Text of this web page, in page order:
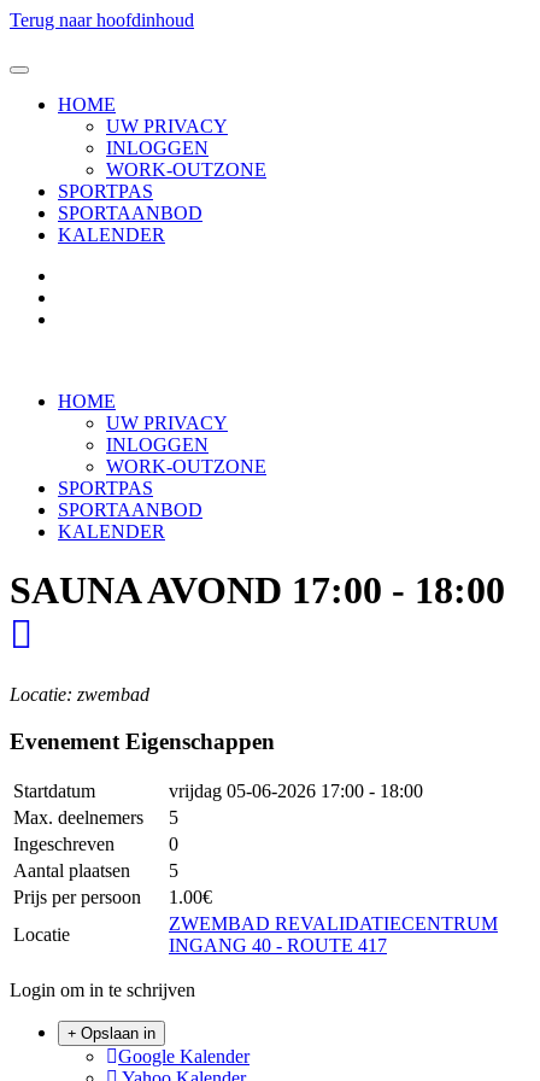
Terug naar hoofdinhoud
HOME
UW PRIVACY
INLOGGEN
WORK-OUTZONE
SPORTPAS
SPORTAANBOD
KALENDER
HOME
UW PRIVACY
INLOGGEN
WORK-OUTZONE
SPORTPAS
SPORTAANBOD
KALENDER
SAUNA AVOND 17:00 - 18:00
Locatie: zwembad
Evenement Eigenschappen
Startdatum vrijdag 05-06-2026 17:00 - 18:00
Max. deelnemers
5
Ingeschreven
0
Aantal plaatsen
5
Prijs per persoon
1.00€
Locatie
ZWEMBAD REVALIDATIECENTRUM
INGANG 40 - ROUTE 417
Login om in te schrijven
Opslaan in
Google Kalender